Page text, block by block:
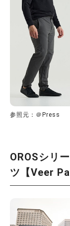
参照元：＠Press
OROSシリ
ツ【Veer